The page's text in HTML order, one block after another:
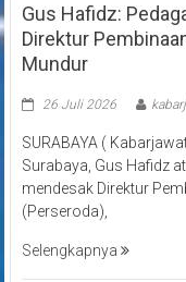
Gus Hafidz:
Direktur
Mundur
26 Juli 2026
SURABAYA (
Surabaya, Gus Hafidz
mendesak Direktur
(Perseroda),
Selengkapnya